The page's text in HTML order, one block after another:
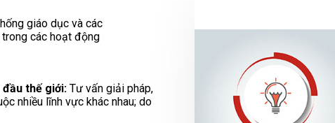
giáo dục và các
các hoạt động
thế giới: Tư vấn giải pháp,
nhiều lĩnh vực khác nhau; do